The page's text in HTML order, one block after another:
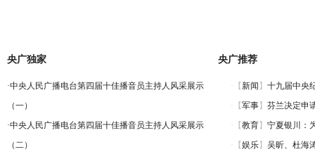
央广独家
·中央人民广播电台第四届十佳播音员主持人风采展示
（一）
·中央人民广播电台第四届十佳播音员主持人风采展示
（二）
央广推荐